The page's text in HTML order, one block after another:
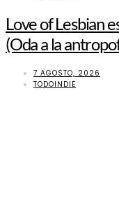
Love of Lesbian
(Oda a la
7 AGOSTO, 2026
TODOINDIE